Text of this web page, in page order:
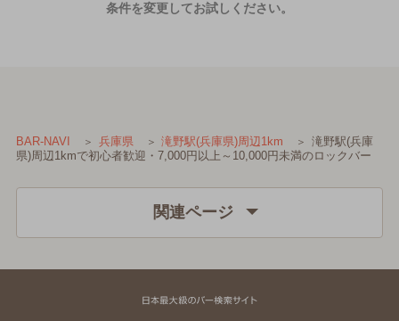
条件を変更してお試しください。
BAR-NAVI 兵庫県 滝野駅(兵庫県)周辺1km
滝野駅(兵庫
県)周辺1kmで初心者歓迎・7,000円以上～10,000円未満のロックバー
関連ページ